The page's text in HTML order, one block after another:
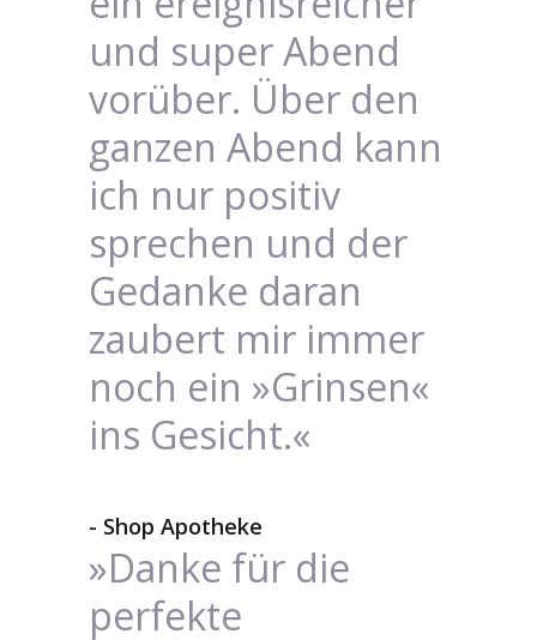
und super Abend
vorüber. Über den
ganzen Abend kann
ich nur positiv
sprechen und der
Gedanke daran
zaubert mir immer
noch ein »Grinsen«
ins Gesicht.«
- Shop Apotheke
»Danke für die
perfekte